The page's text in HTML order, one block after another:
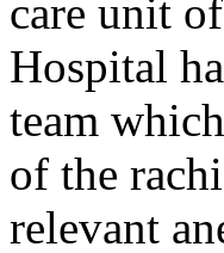
care unit
Hospital
team
of the
relevant